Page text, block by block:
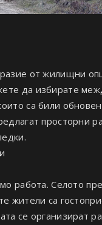
от жилищни
да избирате
са били
просторни
работа. Селото
жители са
се организират